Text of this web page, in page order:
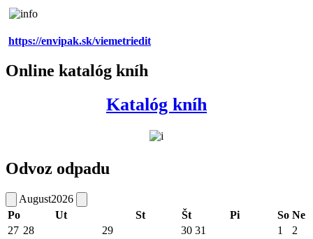
https://envipak.sk/viemetriedit
Online katalóg kníh
Katalóg kníh
Odvoz odpadu
August2026
Po
Ut St Št Pi So Ne
27 28 29 30 31 1 2